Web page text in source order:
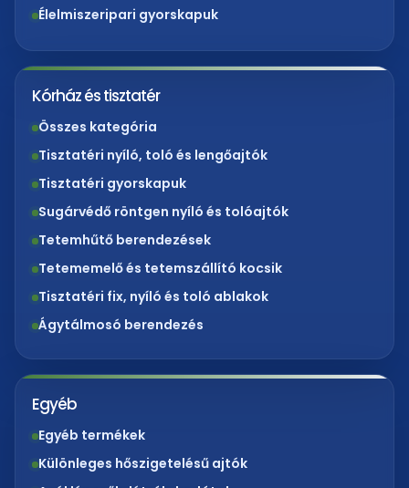
Élelmiszeripari gyorskapuk
Kórház és tisztatér
Összes kategória
Tisztatéri nyíló, toló és lengőajtók
Tisztatéri gyorskapuk
Sugárvédő röntgen nyíló és tolóajtók
Tetemhűtő berendezések
Tetememelő és tetemszállító kocsik
Tisztatéri fix, nyíló és toló ablakok
Ágytálmosó berendezés
Egyéb
Egyéb termékek
Különleges hőszigetelésű ajtók